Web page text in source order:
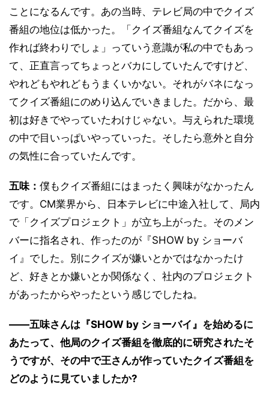
ことになるんです。あの当時、テレビ局の中でクイズ
番組の地位は低かった。「クイズ番組なんてクイズを
作れば終わりでしょ」っていう意識が私の中でもあっ
て、正直言ってちょっとバカにしていたんですけど、
やれどもやれどもうまくいかない。それがバネになっ
てクイズ番組にのめり込んでいきました。だから、最
初は好きでやっていたわけじゃない。与えられた環境
の中で目いっぱいやっていった。そしたら意外と自分
の気性に合っていたんです。
五味： 僕もクイズ番組にはまったく興味がなかったん
です。CM業界から、日本テレビに中途入社して、局内
で「クイズプロジェクト」が立ち上がった。そのメン
バーに指名され、作ったのが『SHOW by ショーバ
イ』でした。別にクイズが嫌いとかではなかったけ
ど、好きとか嫌いとか関係なく、社内のプロジェクト
があったからやったという感じでしたね。
――五味さんは『SHOW by ショーバイ』を始めるに
あたって、他局のクイズ番組を徹底的に研究されたそ
うですが、その中で王さんが作っていたクイズ番組を
どのように見ていましたか?